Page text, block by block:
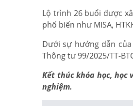
Lộ trình 26 buổi được
phổ biến như MISA,
Dưới sự hướng dẫn
Thông tư 99/2025/TT-
Kết thúc khóa học,
nghiệm.